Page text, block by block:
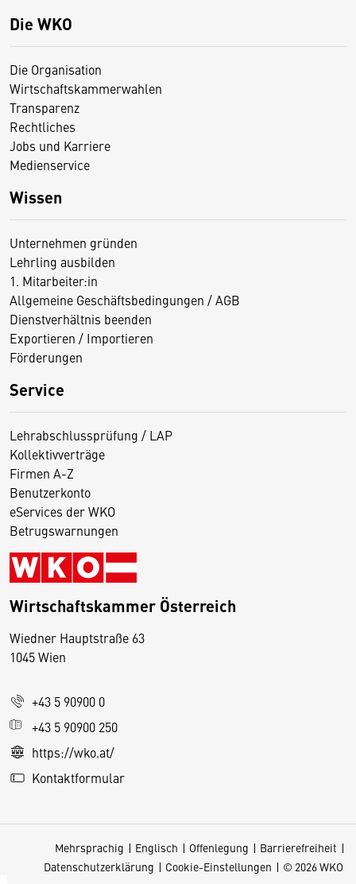
Die WKO
Die Organisation
Wirtschaftskammerwahlen
Transparenz
Rechtliches
Jobs und Karriere
Medienservice
Wissen
Unternehmen gründen
Lehrling ausbilden
1. Mitarbeiter:in
Allgemeine Geschäftsbedingungen / AGB
Dienstverhältnis beenden
Exportieren / Importieren
Förderungen
Service
Lehrabschlussprüfung / LAP
Kollektivverträge
Firmen A-Z
Benutzerkonto
eServices der WKO
Betrugswarnungen
Wirtschaftskammer Österreich
Wiedner Hauptstraße 63
1045 Wien
+43 5 90900 0
+43 5 90900 250
https://wko.at/
Kontaktformular
Mehrsprachig Englisch Offenlegung
Barrierefreiheit
Datenschutzerklärung
Cookie-Einstellungen © 2026 WKO
D
s
e
S
e